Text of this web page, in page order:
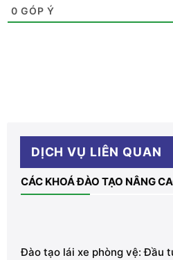
0 GÓP Ý
DỊCH VỤ LIÊN QUAN
CÁC KHOÁ ĐÀO TẠO NÂNG
Đào tạo lái xe phòng vệ: Đầu